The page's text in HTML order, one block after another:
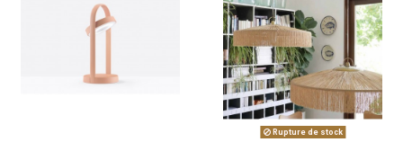
Rupture de stock